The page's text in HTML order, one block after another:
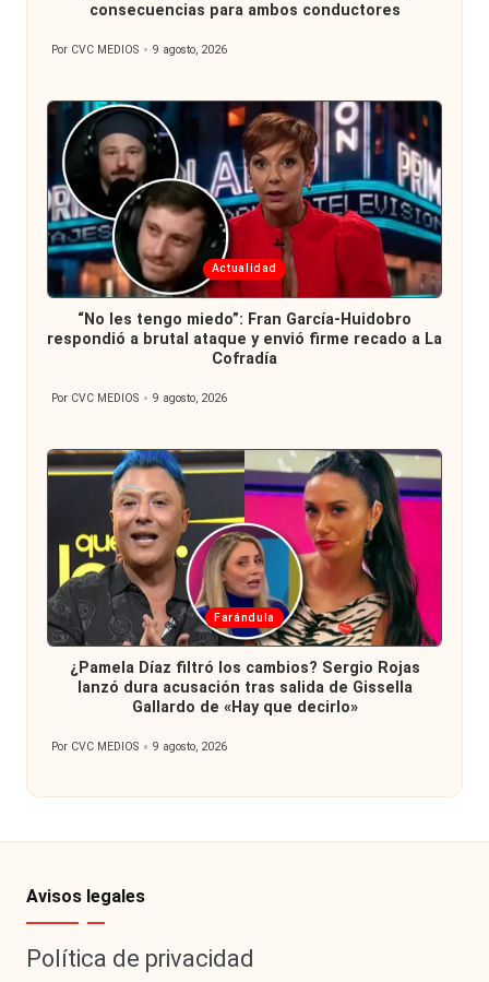
consecuencias para ambos conductores
Publicado
Por CVC MEDIOS 9 agosto, 2026
Publicada
en
Actualidad
“No les tengo miedo”: Fran García-Huidobro
respondió a brutal ataque y envió firme recado a La
Cofradía
Publicado
Por CVC MEDIOS 9 agosto, 2026
Publicada
en
Farándula
¿Pamela Díaz filtró los cambios? Sergio Rojas
lanzó dura acusación tras salida de Gissella
Gallardo de «Hay que decirlo»
Publicado
Por CVC MEDIOS 9 agosto, 2026
Avisos legales
Política de privacidad